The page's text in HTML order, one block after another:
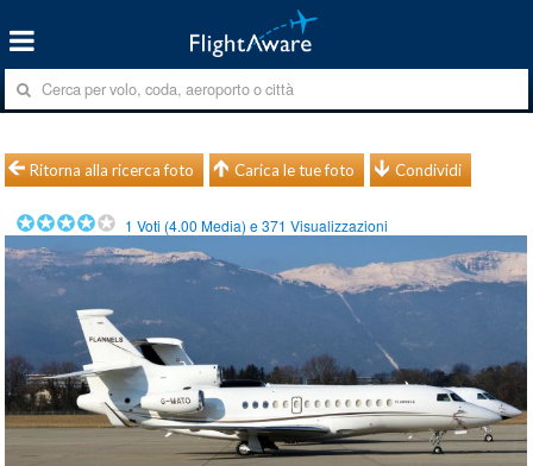
Ritorna alla ricerca foto Carica le tue foto Condividi
1 Voti (4.00 Media) e371 Visualizzazioni